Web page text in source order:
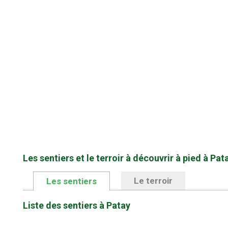
Les sentiers et le terroir à découvrir à pied à
Les sentiers Le terroir
Liste des sentiers à Patay